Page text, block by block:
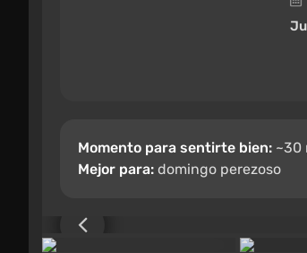
Momento para sentirte bien: ~30
Mejor para: domingo perezoso